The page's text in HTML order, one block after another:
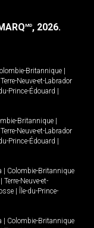
MD, 2026.
Britannique
Terre-Neuve-et-Labrador
du-Prince-Édouard
Britannique
Terre-Neuve-et-Labrador
du-Prince-Édouard
Colombie-Britannique
Terre-Neuve-et-
Île-du-Prince-
Colombie-Britannique